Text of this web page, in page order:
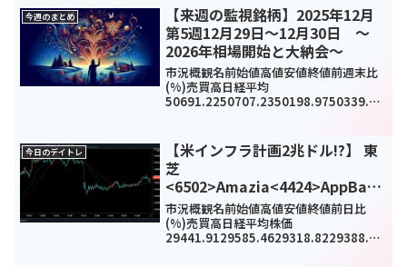
2-5.61(-0.29%)106...
今週のまとめ
【来週の監視銘柄】2025年12月
第5週12月29日～12月30日 ～
2026年相場開始と大納会～
市況概観名前始値高値安値終値前週末比
(%)売買高日経平均
50691.2250707.2350198.9750339.48
31.893408.973408.97-14.09(-0...
今日のデイトレ
【米インフラ計画2兆ドル!?】 東
芝
<6502>Amazia<4424>AppBank
<6177>今日のデイトレ4月1日
市況概観名前始値高値安値終値前日比
(%)売買高日経平均株価
29441.9129585.4629318.8229388.87